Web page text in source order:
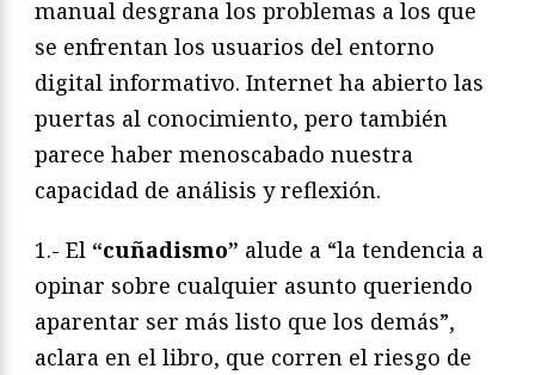
manual desgrana los problemas a los que
se enfrentan los usuarios del entorno
digital informativo. Internet ha abierto las
puertas al conocimiento, pero también
parece haber menoscabado nuestra
capacidad de análisis y reflexión.
1.- El “cuñadismo” alude a “la tendencia a
opinar sobre cualquier asunto queriendo
aparentar ser más listo que los demás”,
aclara en el libro, que corren el riesgo de